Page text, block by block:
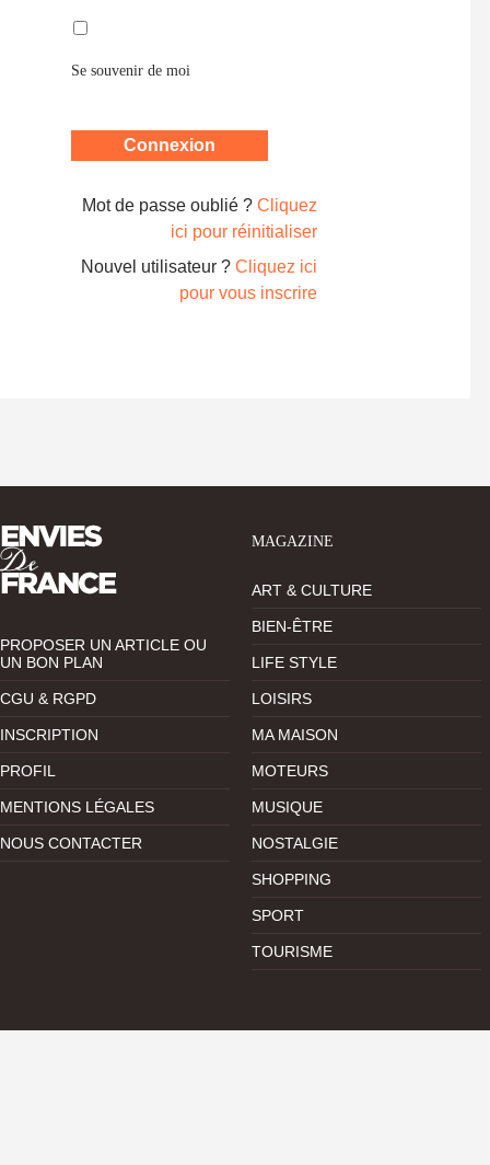
Se souvenir de moi
Mot de passe oublié ? Cliquez
ici pour réinitialiser
Nouvel utilisateur ? Cliquez ici
pour vous inscrire
PROPOSER UN ARTICLE OU
UN BON PLAN
CGU & RGPD
INSCRIPTION
PROFIL
MENTIONS LÉGALES
NOUS CONTACTER
MAGAZINE
ART & CULTURE
BIEN-ÊTRE
LIFE STYLE
LOISIRS
MA MAISON
MOTEURS
MUSIQUE
NOSTALGIE
SHOPPING
SPORT
TOURISME